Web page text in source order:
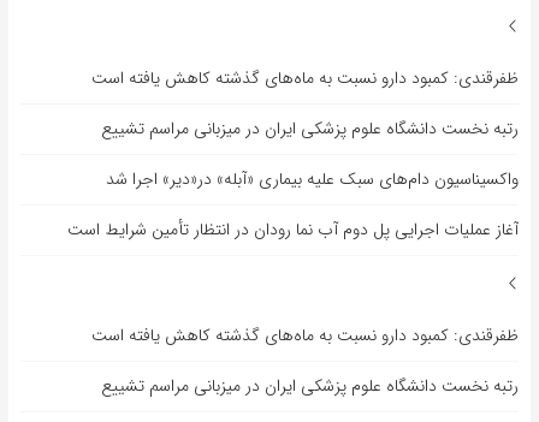
ظفرقندی: کمبود دارو نسبت به ماه‌های گذشته کاهش یافته است
رتبه نخست دانشگاه علوم پزشکی ایران در میزبانی مراسم تشییع
واکسیناسیون دام‌های سبک علیه بیماری «آبله» در«دیر» اجرا شد
آغاز عملیات اجرایی پل دوم آب نما رودان در انتظار تأمین شرایط است
ظفرقندی: کمبود دارو نسبت به ماه‌های گذشته کاهش یافته است
رتبه نخست دانشگاه علوم پزشکی ایران در میزبانی مراسم تشییع